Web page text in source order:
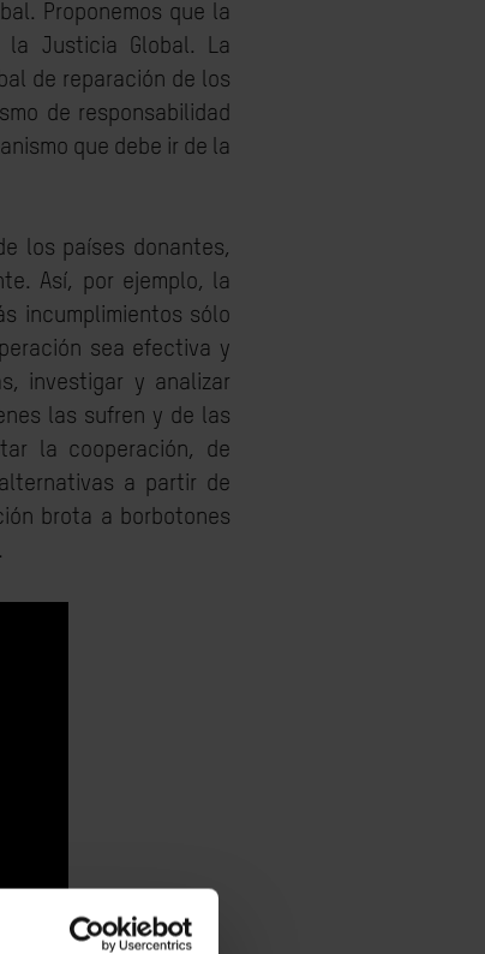
Proponemos que la
Justicia Global. La
de reparación de los
de responsabilidad
que debe ir de la
los países donantes,
Así, por ejemplo, la
incumplimientos sólo
sea efectiva y
investigar y analizar
las sufren y de las
la cooperación, de
a partir de
brota a borbotones